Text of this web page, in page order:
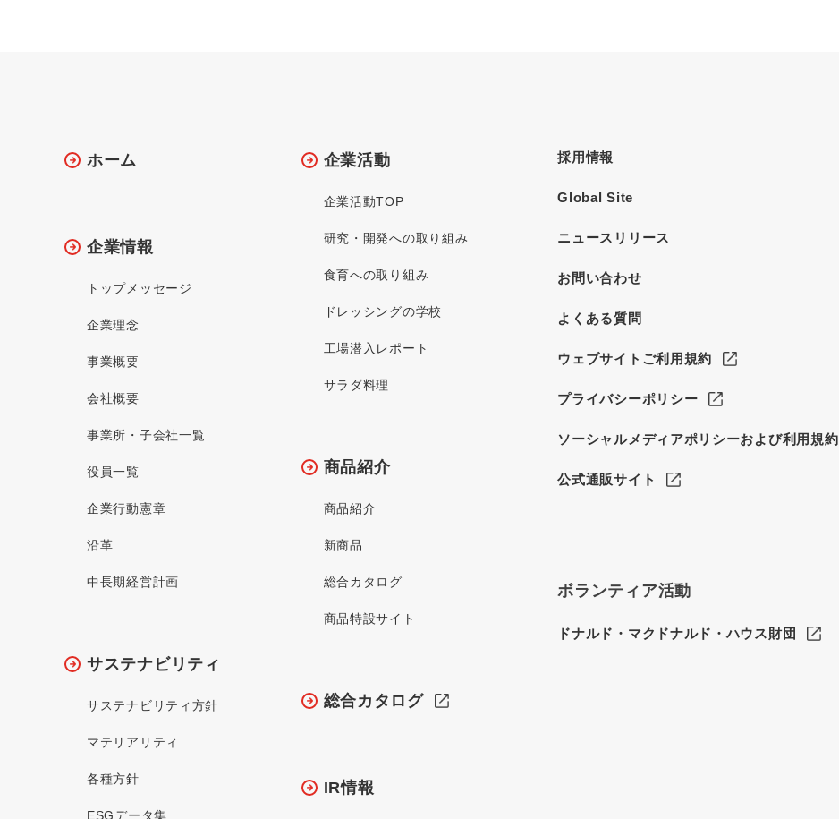
ホーム
企業情報
トップメッセージ
企業理念
事業概要
会社概要
事業所・子会社一覧
役員一覧
企業行動憲章
沿革
中長期経営計画
サステナビリティ
サステナビリティ方針
マテリアリティ
各種方針
ESGデータ集
企業活動
企業活動TOP
研究・開発への取り組み
食育への取り組み
ドレッシングの学校
工場潜入レポート
サラダ料理
商品紹介
商品紹介
新商品
総合カタログ
商品特設サイト
総合カタログ
IR情報
採用情報
Global Site
ニュースリリース
お問い合わせ
よくある質問
ウェブサイトご利用規約
プライバシーポリシー
ソーシャルメディアポリシーおよび利用規約
公式通販サイト
ボランティア活動
ドナルド・マクドナルド・ハウス財団